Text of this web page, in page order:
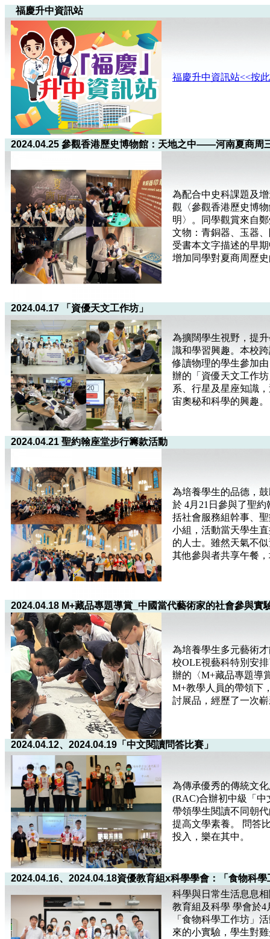
福慶升中資訊站
福慶升中資訊站<<按
2024.04.25 參觀香港歷史博物館：天地之中——河南夏商周
為配合中史科課題及
觀〈參觀香港歷史博
明〉。同學觀賞來自
文物：青銅器、玉器
受書本文字描述的早
增加同學對夏商周歷
2024.04.17 「資優天文工作坊」
為擴闊學生視野，提
識和學習興趣。本校
修讀物理的學生參加
辦的「資優天文工作
系、行星及星座知識
宙奧秘和科學的興趣。
2024.04.21 聖約翰座堂步行籌款活動
為培養學生的品德，
於 4月21日參與了聖
括社會服務組幹事、
小組，活動當天學生
的人士。雖然天氣不
其他參與者共享午餐
2024.04.18 M+藏品專題導賞_中國當代藝術家的社會參與實
為培養學生多元藝術
校OLE視藝科特別安
辦的〈M+藏品專題導
M+教學人員的帶領下
討展品，經歷了一次
2024.04.12、2024.04.19「中文閱讀問答比賽」
為傳承優秀的傳統文
(RAC)合辦初中級「
帶領學生閱讀不同朝
提高文學素養。 問答
投入，樂在其中。
2024.04.16、2024.04.18資優教育組x科學學會：「食物科學
科學與日常生活息息
教育組及科學 學會於4
「食物科學工作坊」
來的小實驗，學生對